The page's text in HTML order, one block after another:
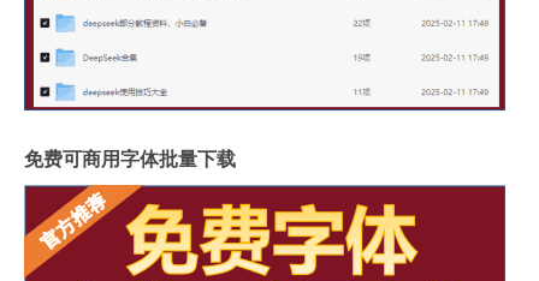
免费可商用字体批量下载